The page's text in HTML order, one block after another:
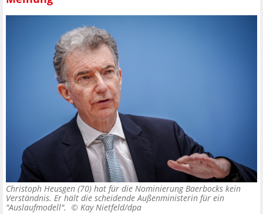
Christoph Heusgen (70) hat für die Nominierung Baerbocks kein
Verständnis. Er hält die scheidende Außenministerin für ein
"Auslaufmodell". © Kay Nietfeld/dpa